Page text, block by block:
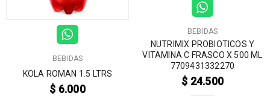
BEBIDAS
KOLA ROMAN 1.5 LTRS
$ 6.000
BEBIDAS
NUTRIMIX PROBIOTICOS Y
VITAMINA C FRASCO X 500 ML
7709431332270
$ 24.500